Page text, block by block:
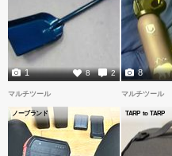
8 2
1 8
マルチツール
ノーブランド
マルチツール
TARP to TARP